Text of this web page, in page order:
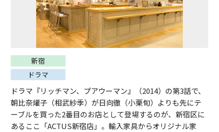
新宿
ドラマ
ドラマ『リッチマン、プアウーマン』（2014）の第3話で、
朝比奈燿子（相武紗季）が日向徹（小栗旬）よりも先にテ
ーブルを買った2番目のお店として登場するのが、新宿区に
あるここ「ACTUS新宿店」。輸入家具からオリジナル家